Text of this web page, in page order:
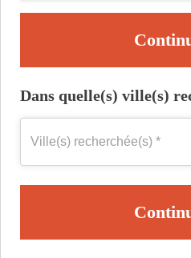
Dans quelle(s) ville(s)